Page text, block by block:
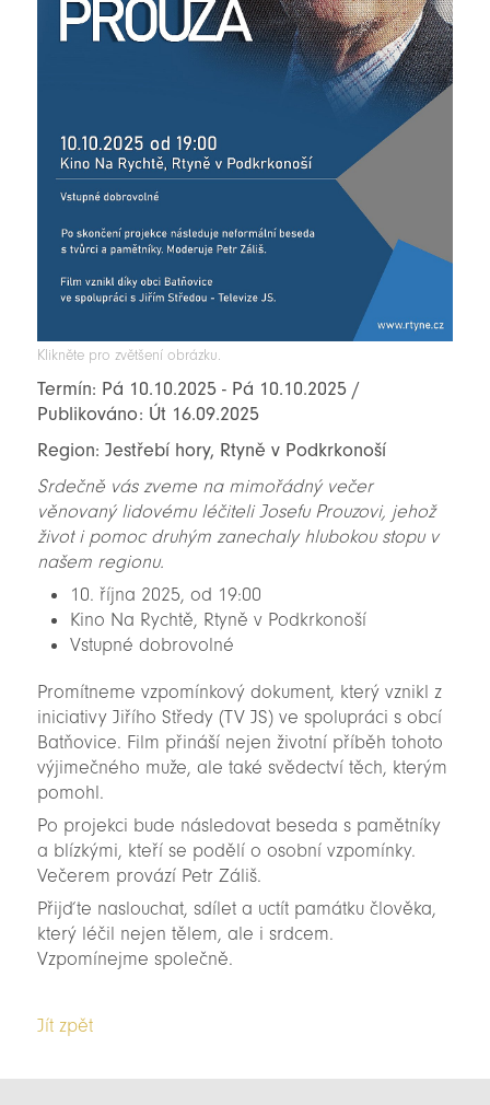
Klikněte pro zvětšení obrázku.
Termín: Pá 10.10.2025 - Pá 10.10.2025 /
Publikováno: Út 16.09.2025
Region: Jestřebí hory, Rtyně v Podkrkonoší
Srdečně vás zveme na mimořádný večer
věnovaný lidovému léčiteli Josefu Prouzovi, jehož
život i pomoc druhým zanechaly hlubokou stopu v
našem regionu.
10. října 2025, od 19:00
Kino Na Rychtě, Rtyně v Podkrkonoší
Vstupné dobrovolné
Promítneme vzpomínkový dokument, který vznikl z
iniciativy Jiřího Středy (TV JS) ve spolupráci s obcí
Batňovice. Film přináší nejen životní příběh tohoto
výjimečného muže, ale také svědectví těch, kterým
pomohl.
Po projekci bude následovat beseda s pamětníky
a blízkými, kteří se podělí o osobní vzpomínky.
Večerem provází Petr Záliš.
Přijďte naslouchat, sdílet a uctít památku člověka,
který léčil nejen tělem, ale i srdcem.
Vzpomínejme společně.
Jít zpět